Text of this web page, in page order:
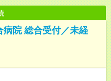
院 総合受付／未経